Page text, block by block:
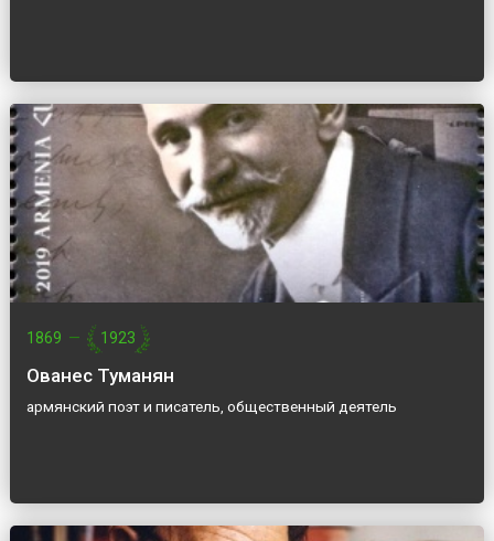
1869 — 1923
Ованес Туманян
армянский поэт и писатель, общественный деятель